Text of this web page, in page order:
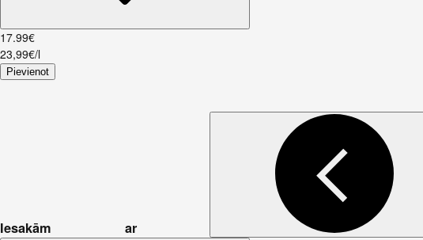
17.99€
23,99€/l
Pievienot
Iesakām ar